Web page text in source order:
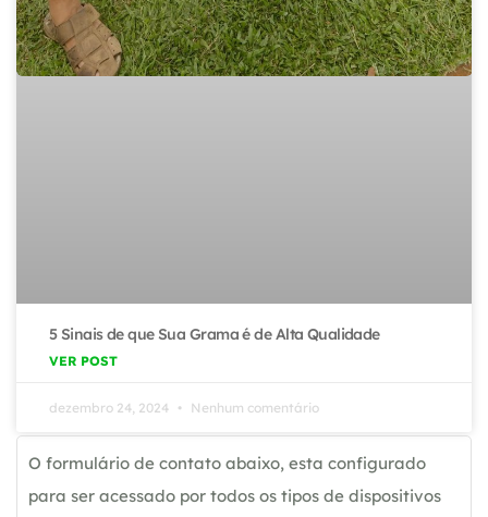
5 Sinais de que Sua Grama é de Alta Qualidade
VER POST
dezembro 24, 2024 Nenhum comentário
O formulário de contato abaixo, esta configurado
para ser acessado por todos os tipos de dispositivos